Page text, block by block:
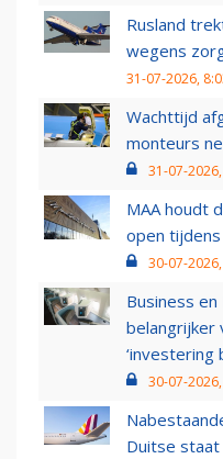
Rusland
wegens
31-07-2026,
Wachttijd
monteurs
31-07-
MAA houdt
open
30-07-
Business
belangrijker
‘investering
30-07-
Duitse staat